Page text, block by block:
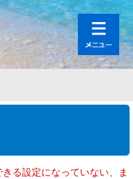
る設定になっていない、ま